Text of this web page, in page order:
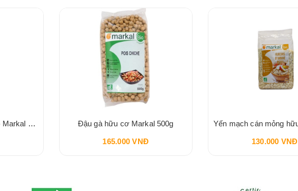
Hạt kê hữu cơ đã bóc vỏ Markal 500g Đậu gà hữu cơ Markal 500g
165.000 VNĐ 130.000 VNĐ